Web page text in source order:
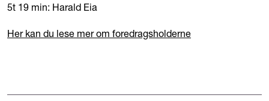
5t 19 min: Harald Eia
Her kan du lese mer om foredragsholderne